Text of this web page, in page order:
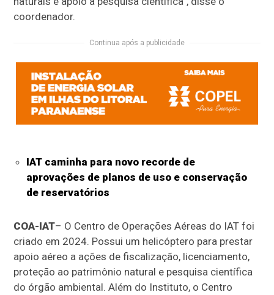
coordenador.
Continua após a publicidade
IAT caminha para novo recorde de
aprovações de planos de uso e conservação
de reservatórios
COA-IAT– O Centro de Operações Aéreas do IAT foi
criado em 2024. Possui um helicóptero para prestar
apoio aéreo a ações de fiscalização, licenciamento,
proteção ao patrimônio natural e pesquisa científica
do órgão ambiental. Além do Instituto, o Centro